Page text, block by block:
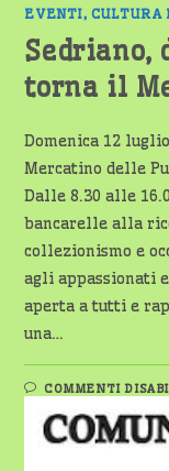
EVENTI, CULTURA
Sedriano,
torna il
Domenica 12
Mercatino delle
Dalle 8.30 alle
bancarelle alla
collezionismo e
agli appassionati
aperta a tutti e
una…
COMMENTI